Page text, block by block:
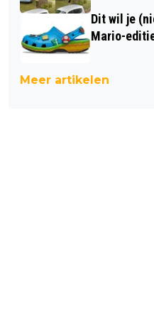
Dit wil je
Mario-
Meer artikelen